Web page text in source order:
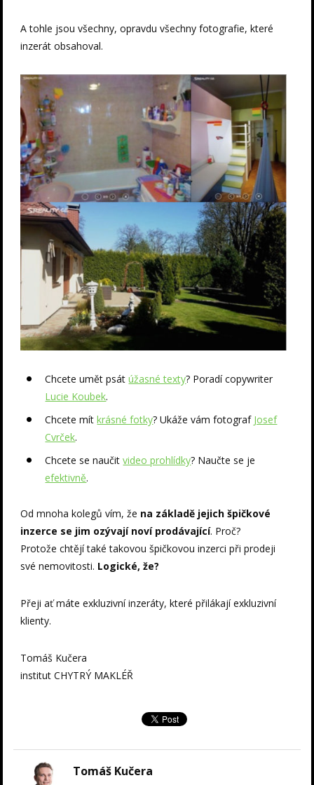
A tohle jsou všechny, opravdu všechny fotografie, které
inzerát obsahoval.
Chcete umět psátúžasné texty? Poradí copywriter
Lucie Koubek.
Chcete mítkrásné fotky? Ukáže vám fotograf Josef
Cvrček.
Chcete se naučitvideo prohlídky? Naučte se je
efektivně.
Od mnoha kolegů vím, že na základě jejich špičkové
inzerce se jim ozývají noví prodávající. Proč?
Protože chtějí také takovou špičkovou inzerci při prodeji
své nemovitosti. Logické, že?
Přeji ať máte exkluzivní inzeráty, které přilákají exkluzivní
klienty.
Tomáš Kučera
institut CHYTRÝ MAKLÉŘ
Tomáš Kučera